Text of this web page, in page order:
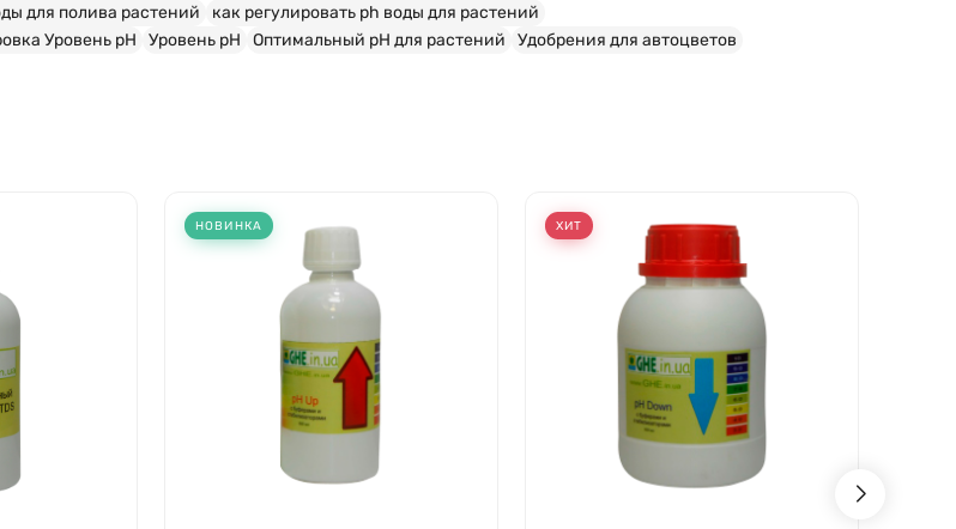
для полива растений
как регулировать ph воды для растений
Уровень pH Уровень pH Оптимальный pH для растений Удобрения для автоцветов
НОВИНКА ХИТ